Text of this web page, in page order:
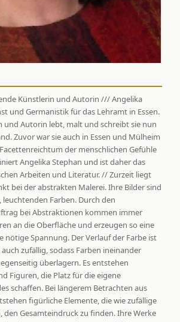
Künstlerin und Autorin /// Angelika
und Germanistik für das Lehramt in Essen.
und Autorin lebt, malt und schreibt sie nun
Zuvor war sie auch in Essen und Mülheim
der menschlichen Gefühle
Angelika Stephan und ist daher das
Arbeiten und Literatur. // Zurzeit liegt
bei der abstrakten Malerei. Ihre Bilder sind
Farben. Durch den
bei Abstraktionen kommen immer
an die Oberfläche und erzeugen so eine
nötige Spannung. Der Verlauf der Farbe ist
zufällig, sodass Farben ineinander
überlagern. Es entstehen
Figuren, die Platz für die eigene
schaffen. Bei längerem Betrachten aus
figürliche Elemente, die wie zufällige
den Gesamteindruck zu finden. Ihre Werke